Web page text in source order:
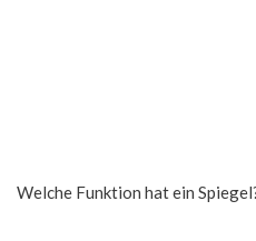
Welche Funktion hat ein